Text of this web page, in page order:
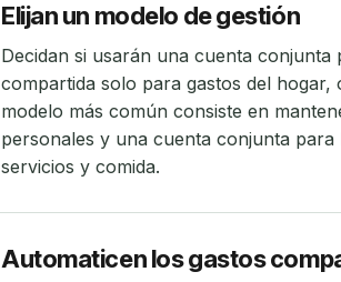
Elijan un modelo de gestión
Decidan si usarán una cuenta
compartida solo para gastos del
modelo más común consiste en
personales y una cuenta conjunta
servicios y comida.
Automaticen los gastos